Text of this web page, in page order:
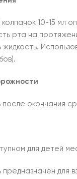
10-15 мл
рта на
жидкость.
после окончания
для детей
для